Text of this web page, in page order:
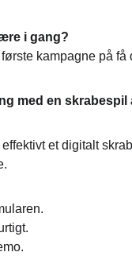
i gang?
kampagne på få
med en skrabespil
et digitalt